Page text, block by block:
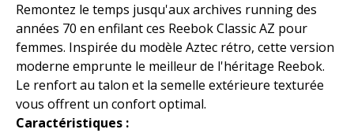
Remontez le temps jusqu'aux archives running des
années 70 en enfilant ces Reebok Classic AZ pour
femmes. Inspirée du modèle Aztec rétro, cette version
moderne emprunte le meilleur de l'héritage Reebok.
Le renfort au talon et la semelle extérieure texturée
vous offrent un confort optimal.
Caractéristiques :